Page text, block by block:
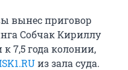
вынес приговор
Собчак Кириллу
7,5 года колонии,
из зала суда.